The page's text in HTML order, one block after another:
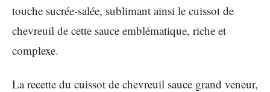
touche sucrée-salée, sublimant ainsi le cuissot de
chevreuil de cette sauce emblématique, riche et
complexe.
La recette du cuissot de chevreuil sauce grand veneur,